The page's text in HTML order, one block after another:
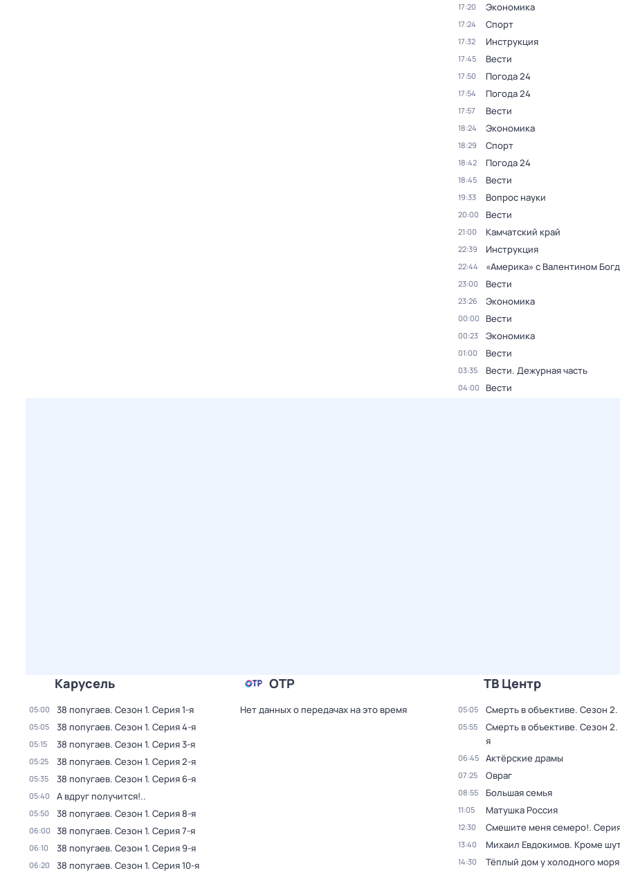
17:20 Экономика
17:24 Спорт
17:32 Инструкция
17:45 Вести
17:50 Погода 24
17:54 Погода 24
17:57 Вести
18:24 Экономика
18:29 Спорт
18:42 Погода 24
18:45 Вести
19:33 Вопрос науки
20:00 Вести
21:00 Камчатский край
22:39 Инструкция
22:44 «Америка» с Валентином
23:00 Вести
23:26 Экономика
00:00 Вести
00:23 Экономика
01:00 Вести
03:35 Вести. Дежурная часть
04:00 Вести
Карусель
05:00 38 попугаев. Сезон 1. Серия 1-я
05:05 38 попугаев. Сезон 1. Серия 4-я
05:15 38 попугаев. Сезон 1. Серия 3-я
05:25 38 попугаев. Сезон 1. Серия 2-я
05:35 38 попугаев. Сезон 1. Серия 6-я
05:40 А вдруг получится!..
05:50 38 попугаев. Сезон 1. Серия 8-я
06:00 38 попугаев. Сезон 1. Серия 7-я
06:10 38 попугаев. Сезон 1. Серия 9-я
06:20 38 попугаев. Сезон 1. Серия 10-я
ОТР
Нет данных о передачах на это время
ТВ Центр
05:05 Смерть в объективе. Сезон 2
05:55 Смерть в объективе. Сезон 2
я
06:45 Актёрские драмы
07:25 Овраг
08:55 Большая семья
11:05 Матушка Россия
12:30 Смешите меня семеро!.
13:40 Михаил Евдокимов. Кроме
14:30 Тёплый дом у холодного моря